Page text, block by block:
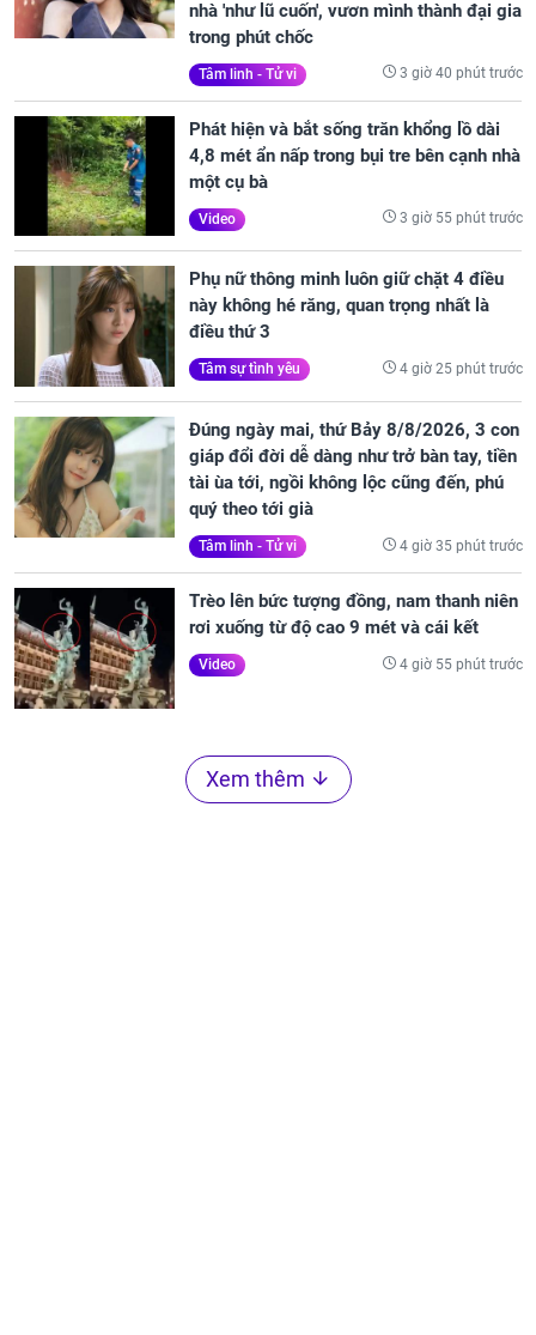
nhà 'như lũ cuốn', vươn mình thành đại gia
trong phút chốc
Tâm linh - Tử vi 3 giờ 40 phút trước
Phát hiện và bắt sống trăn khổng lồ dài
4,8 mét ẩn nấp trong bụi tre bên cạnh nhà
một cụ bà
Video 3 giờ 55 phút trước
Phụ nữ thông minh luôn giữ chặt 4 điều
này không hé răng, quan trọng nhất là
điều thứ 3
Tâm sự tình yêu 4 giờ 25 phút trước
Đúng ngày mai, thứ Bảy 8/8/2026, 3 con
giáp đổi đời dễ dàng như trở bàn tay, tiền
tài ùa tới, ngồi không lộc cũng đến, phú
quý theo tới già
Tâm linh - Tử vi 4 giờ 35 phút trước
Trèo lên bức tượng đồng, nam thanh niên
rơi xuống từ độ cao 9 mét và cái kết
Video 4 giờ 55 phút trước
Xem thêm